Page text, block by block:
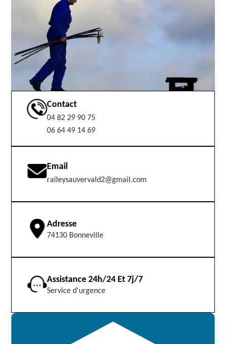
Contact
04 82 29 90 75
06 64 49 14 69
Email
raileysauvervald2@gmail.com
Adresse
74130 Bonneville
Assistance 24h/24 Et 7j/7
Service d'urgence